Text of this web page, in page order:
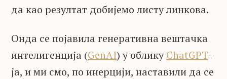
да као резултат добијемо листу линкова.
Онда се појавила генеративна вештачка
интелигенција (GenAI) у обликуChatGPT-
ја, и ми смо, по инерцији, наставили да се